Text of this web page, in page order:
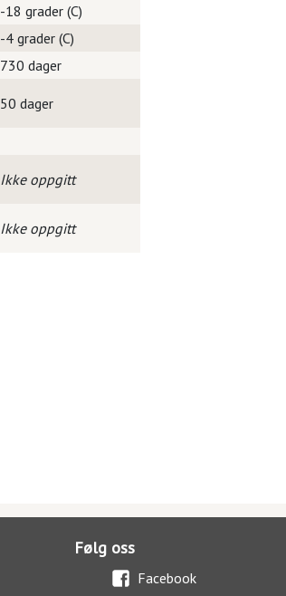
-18 grader (C)
-4 grader (C)
730 dager
50 dager
Ikke oppgitt
Ikke oppgitt
Følg oss
Facebook